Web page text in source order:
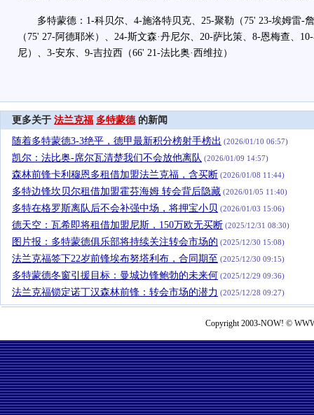
多特蒙德：1-科贝尔、4-施洛特贝克、25-聚勒（75' 23-埃姆雷-
（75' 27-阿德耶米）、24-斯文森·丹尼尔、20-萨比策、8-恩梅查、
尼）、3-安东、9-吉拉西（66' 21-法比奥·西维拉）
更多关于 法兰克福 多特蒙德的新闻
随着多特蒙德3-3绝平，德甲最新积分榜射手榜出 (2026/01/10 06:57)
凯尔：法比奥-席尔瓦清楚我们不会放他离队 (2026/01/09 14:57)
森林前锋卡利穆恩多租借加盟法兰克福，含买断 (2026/01/08 11:44)
多特边锋坎贝尔租借加盟霍芬海姆 转会背后隐藏 (2026/01/05 11:40)
多特在格罗斯离队后不会补强中场，将押宝小贝 (2026/01/03 15:06)
德天空：瓦希即将租借加盟尼斯，150万欧无买断 (2025/12/31 08:30)
图片报：多特蒙德俱乐部将持续关注转会市场的 (2025/12/30 15:08)
法兰克福签下22岁前锋埃布努塔利布，合同期至 (2025/12/30 09:15)
多特蒙德冬窗引援目标：曼城边锋鲍勃的未来何 (2025/12/29 09:36)
法兰克福锁定诺丁汉森林前锋：转会市场的潜力 (2025/12/28 09:27)
Copyright 2003-NOW! ©